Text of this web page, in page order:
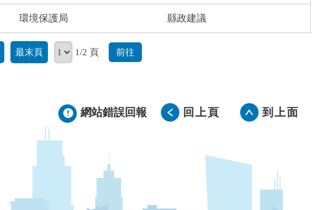
環境保護局 縣政建議
最末頁 1/2 頁 前往
網站錯誤回報 回上頁 到上面